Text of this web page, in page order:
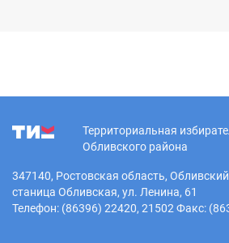
Территориальная
Обливского района
347140, Ростовская область,
станица Обливская, ул. Ленина, 61
Телефон: (86396) 22420, 21502 Факс: